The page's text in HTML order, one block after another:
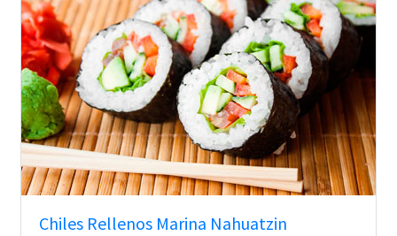
Chiles Rellenos Marina Nahuatzin